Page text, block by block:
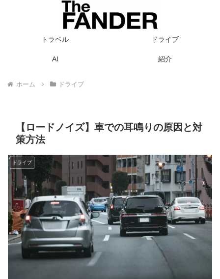
トラベル ドライブ
AI 紹介
ホーム ドライブ
【ロードノイズ】車での耳鳴りの原因と対
策方法
ドライブ